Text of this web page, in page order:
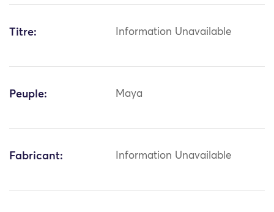
Titre: Information Unavailable
Peuple: Maya
Fabricant: Information Unavailable